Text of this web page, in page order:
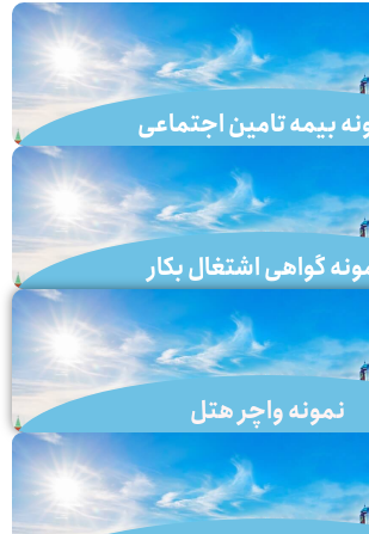
بیمه تامین اجتماعی
گواهی اشتغال بکار
نمونه واچر هتل